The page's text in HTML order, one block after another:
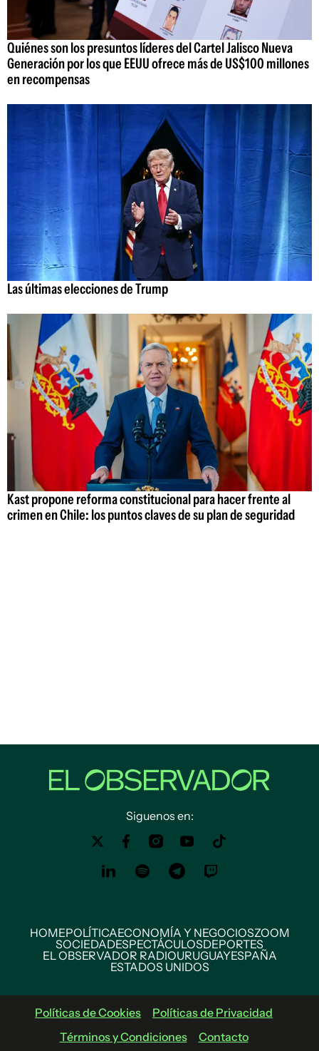
Quiénes son los presuntos líderes del Cartel Jalisco Nueva
Generación por los que EEUU ofrece más de US$100 millones
en recompensas
Las últimas elecciones de Trump
Kast propone reforma constitucional para hacer frente al
crimen en Chile: los puntos claves de su plan de seguridad
Siguenos en:
HOMEPOLÍTICAECONOMÍA Y NEGOCIOSZOOM
SOCIEDADESPECTÁCULOSDEPORTES
EL OBSERVADOR RADIOURUGUAYESPAÑA
ESTADOS UNIDOS
Políticas de Cookies
Políticas de Privacidad
Términos y Condiciones
Contacto